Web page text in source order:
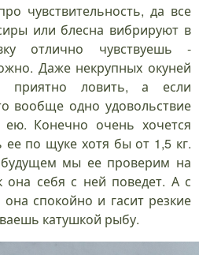
чувствительность, да все
или блесна вибрируют в
отлично чувствуешь -
Даже некрупных окуней
приятно ловить, а если
вообще одно удовольствие
Конечно очень хочется
по щуке хотя бы от 1,5 кг.
мы ее проверим на
себя с ней поведет. А с
спокойно и гасит резкие
катушкой рыбу.